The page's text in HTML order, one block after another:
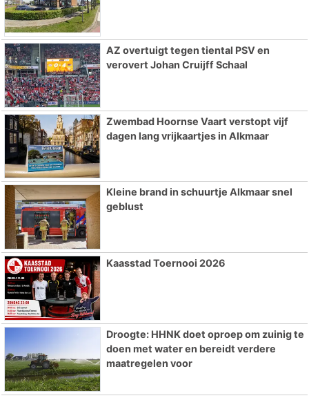
AZ overtuigt tegen tiental PSV en
verovert Johan Cruijff Schaal
Zwembad Hoornse Vaart verstopt vijf
dagen lang vrijkaartjes in Alkmaar
Kleine brand in schuurtje Alkmaar snel
geblust
Kaasstad Toernooi 2026
Droogte: HHNK doet oproep om zuinig te
doen met water en bereidt verdere
maatregelen voor